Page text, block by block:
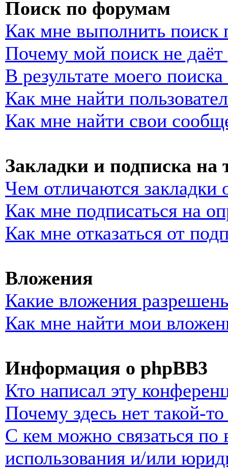
Поиск по форумам
Как мне выполнить
Почему мой поиск не даёт
В результате моего
Как мне найти
Как мне найти свои
Закладки и подписка на
Чем отличаются закладки
Как мне подписаться на
Как мне отказаться от
Вложения
Какие вложения
Как мне найти мои
Информация о phpBB3
Кто написал эту
Почему здесь нет такой-
С кем можно связаться по
использования и/или